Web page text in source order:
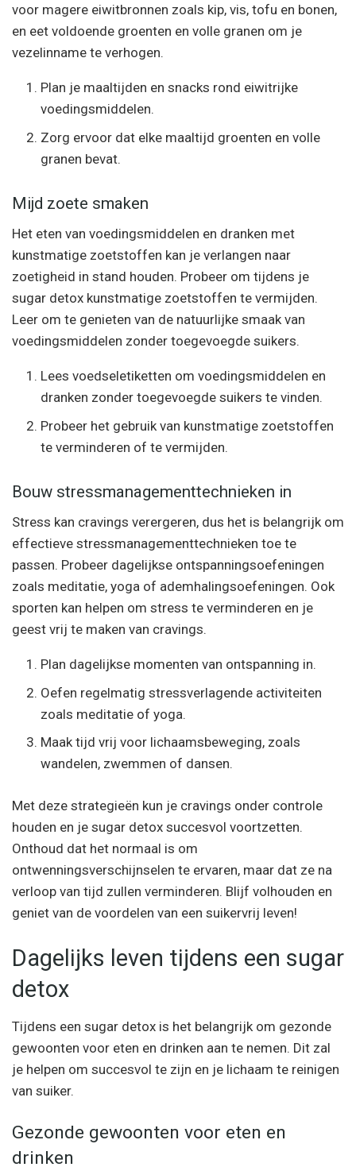
voor magere eiwitbronnen zoals kip, vis, tofu en bonen,
en eet voldoende groenten en volle granen om je
vezelinname te verhogen.
Plan je maaltijden en snacks rond eiwitrijke
voedingsmiddelen.
Zorg ervoor dat elke maaltijd groenten en volle
granen bevat.
Mijd zoete smaken
Het eten van voedingsmiddelen en dranken met
kunstmatige zoetstoffen kan je verlangen naar
zoetigheid in stand houden. Probeer om tijdens je
sugar detox kunstmatige zoetstoffen te vermijden.
Leer om te genieten van de natuurlijke smaak van
voedingsmiddelen zonder toegevoegde suikers.
Lees voedseletiketten om voedingsmiddelen en
dranken zonder toegevoegde suikers te vinden.
Probeer het gebruik van kunstmatige zoetstoffen
te verminderen of te vermijden.
Bouw stressmanagementtechnieken in
Stress kan cravings verergeren, dus het is belangrijk om
effectieve stressmanagementtechnieken toe te
passen. Probeer dagelijkse ontspanningsoefeningen
zoals meditatie, yoga of ademhalingsoefeningen. Ook
sporten kan helpen om stress te verminderen en je
geest vrij te maken van cravings.
Plan dagelijkse momenten van ontspanning in.
Oefen regelmatig stressverlagende activiteiten
zoals meditatie of yoga.
Maak tijd vrij voor lichaamsbeweging, zoals
wandelen, zwemmen of dansen.
Met deze strategieën kun je cravings onder controle
houden en je sugar detox succesvol voortzetten.
Onthoud dat het normaal is om
ontwenningsverschijnselen te ervaren, maar dat ze na
verloop van tijd zullen verminderen. Blijf volhouden en
geniet van de voordelen van een suikervrij leven!
Dagelijks leven tijdens een sugar
detox
Tijdens een sugar detox is het belangrijk om gezonde
gewoonten voor eten en drinken aan te nemen. Dit zal
je helpen om succesvol te zijn en je lichaam te reinigen
van suiker.
Gezonde gewoonten voor eten en
drinken